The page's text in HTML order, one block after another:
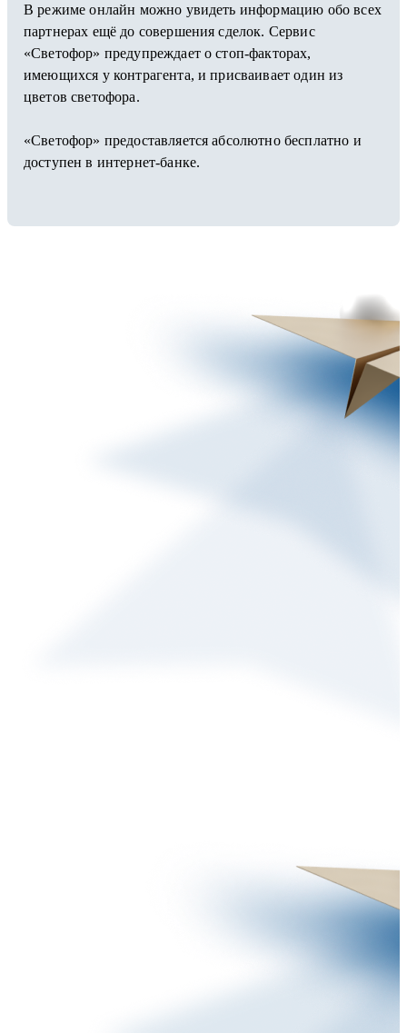
В режиме онлайн можно увидеть информацию обо всех
партнерах ещё до совершения сделок. Сервис
«Светофор» предупреждает о стоп-факторах,
имеющихся у контрагента, и присваивает один из
цветов светофора.
«Светофор» предоставляется абсолютно бесплатно и
доступен в интернет-банке.